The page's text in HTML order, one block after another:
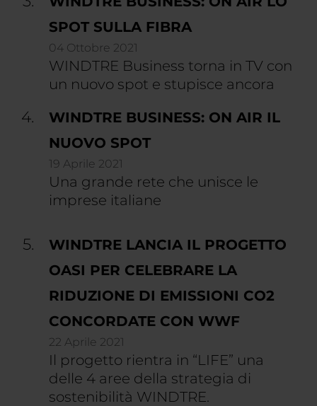
SPOT SULLA FIBRA
04 Ottobre 2021
WINDTRE Business torna in TV con
un nuovo spot e stupisce ancora
WINDTRE BUSINESS: ON AIR IL
NUOVO SPOT
19 Aprile 2021
Una grande rete che unisce le
imprese italiane
WINDTRE LANCIA IL PROGETTO
OASI PER CELEBRARE LA
RIDUZIONE DI EMISSIONI CO2
CONCORDATE CON WWF
22 Aprile 2021
Il progetto rientra in “LIFE” una
delle 4 aree della strategia di
sostenibilità WINDTRE.